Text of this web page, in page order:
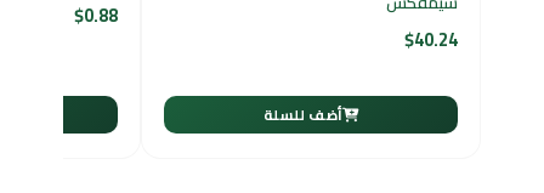
$40.24
أضف للسلة
$0.88